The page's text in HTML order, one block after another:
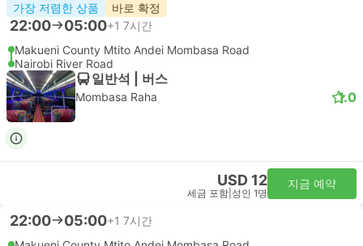
가장 저렴한 상품 바로 확정
22:00 05:00+1 7시간
Makueni County Mtito Andei Mombasa Road
Nairobi River Road
일반석 | 버스
Mombasa Raha 1.0
USD 12
세금 포함 성인 1명
지금 예약
22:00 05:00+1 7시간